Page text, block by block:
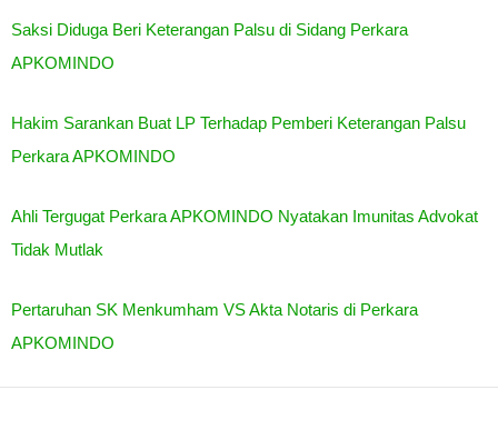
Saksi Diduga Beri Keterangan Palsu di Sidang Perkara
APKOMINDO
Hakim Sarankan Buat LP Terhadap Pemberi Keterangan Palsu
Perkara APKOMINDO
Ahli Tergugat Perkara APKOMINDO Nyatakan Imunitas Advokat
Tidak Mutlak
Pertaruhan SK Menkumham VS Akta Notaris di Perkara
APKOMINDO